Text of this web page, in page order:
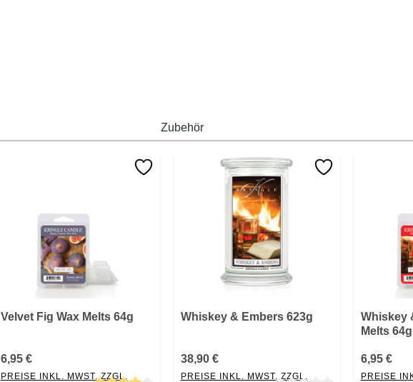
Zubehör
Velvet Fig Wax Melts 64g
6,95 €
PREISE INKL. MWST. ZZGL.
Whiskey & Embers 623g
38,90 €
PREISE INKL. MWST. ZZGL.
Whiskey
Melts 64g
6,95 €
PREISE